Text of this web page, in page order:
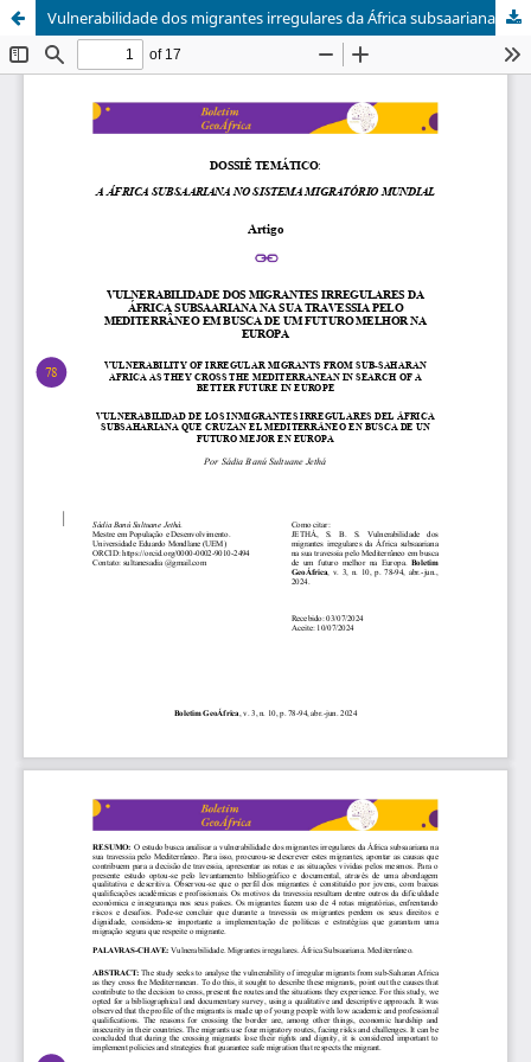
Vulnerabilidade dos migrantes irregulares da África subsaariana na sua travessia pelo Mediterrâneo em busca de um futuro melhor na Europa